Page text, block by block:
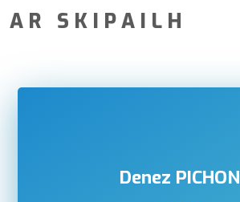
AR SKIPAILH
Denez PICHON